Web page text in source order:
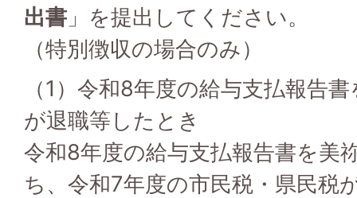
出書 」を提出してください。
（特別徴収の場合のみ）
（1）令和8年度の給与支払報告
が退職等したとき
令和8年度の給与支払報告書を美
ち、令和7年度の市民税・県民税